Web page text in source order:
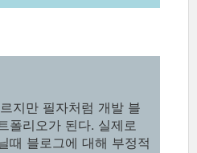
지만 필자처럼 개발 블
폴리오가 된다. 실제로
때 블로그에 대해 부정적